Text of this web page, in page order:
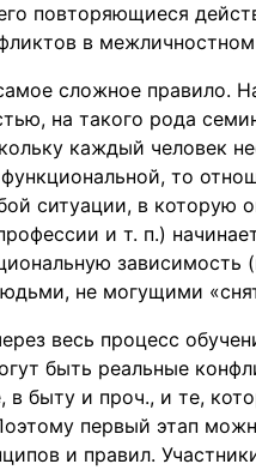
повторяющиеся
в
сложное правило.
на такого рода
каждый человек
то
ситуации, в которую
и т. п.)
зависимость
не могущими
весь процесс
быть реальные
быту и проч., и те,
первый этап
и правил.